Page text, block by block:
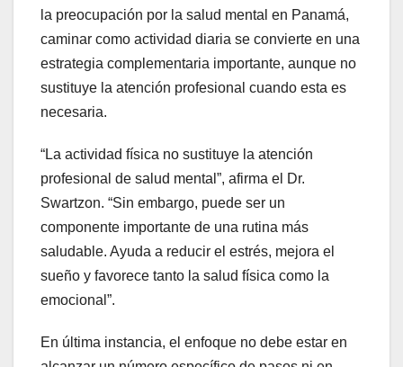
la preocupación por la salud mental en Panamá,
caminar como actividad diaria se convierte en una
estrategia complementaria importante, aunque no
sustituye la atención profesional cuando esta es
necesaria.
“La actividad física no sustituye la atención
profesional de salud mental”, afirma el Dr.
Swartzon. “Sin embargo, puede ser un
componente importante de una rutina más
saludable. Ayuda a reducir el estrés, mejora el
sueño y favorece tanto la salud física como la
emocional”.
En última instancia, el enfoque no debe estar en